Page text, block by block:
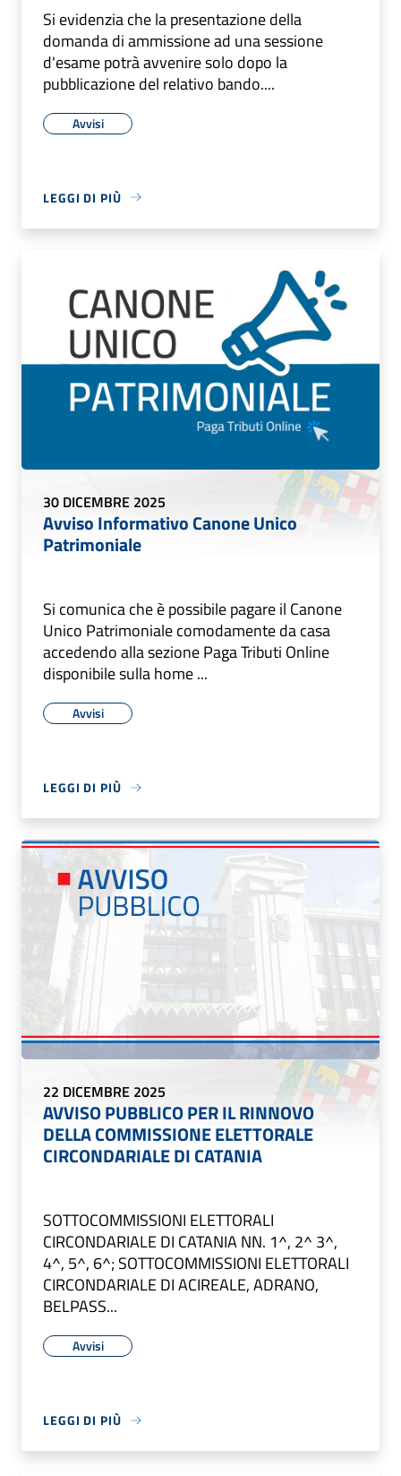
Si evidenzia che la presentazione della
domanda di ammissione ad una sessione
d'esame potrà avvenire solo dopo la
pubblicazione del relativo bando....
Avvisi
LEGGI DI PIÙ
30 DICEMBRE 2025
Avviso Informativo Canone Unico
Patrimoniale
Si comunica che è possibile pagare il Canone
Unico Patrimoniale comodamente da casa
accedendo alla sezione Paga Tributi Online
disponibile sulla home ...
Avvisi
LEGGI DI PIÙ
22 DICEMBRE 2025
AVVISO PUBBLICO PER IL RINNOVO
DELLA COMMISSIONE ELETTORALE
CIRCONDARIALE DI CATANIA
SOTTOCOMMISSIONI ELETTORALI
CIRCONDARIALE DI CATANIA NN. 1^, 2^ 3^,
4^, 5^, 6^; SOTTOCOMMISSIONI ELETTORALI
CIRCONDARIALE DI ACIREALE, ADRANO,
BELPASS...
Avvisi
LEGGI DI PIÙ